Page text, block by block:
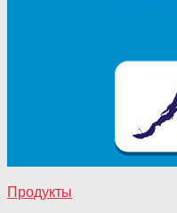
Продукты